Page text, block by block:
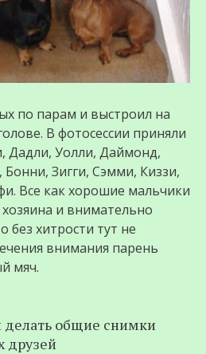
по парам и выстроил на
В фотосессии приняли
Дадли, Уолли, Даймонд,
Зигги, Сэмми, Киззи,
Все как хорошие мальчики
и внимательно
без хитрости тут не
внимания парень
мяч.
общие снимки
друзей